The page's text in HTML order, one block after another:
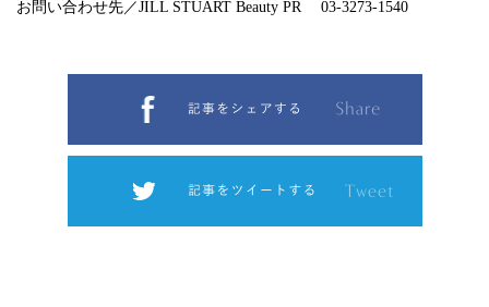
お問い合わせ先／JILL STUART Beauty PR 03-3273-1540